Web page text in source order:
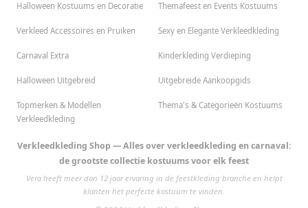
Halloween Kostuums en Decoratie Themafeest en Events Kostuums
Verkleed Accessoires en Pruiken Sexy en Elegante Verkleedkleding
Carnaval Extra Kinderkleding Verdieping
Halloween Uitgebreid Uitgebreide Aankoopgids
Topmerken & Modellen
Verkleedkleding
Thema's & Categorieën Kostuums
Verkleedkleding Shop — Alles over verkleedkleding en carnaval:
de grootste collectie kostuums voor elk feest
Vera heeft meer dan 12 jaar ervaring in de feestkleding branche en helpt
klanten het perfecte kostuum te vinden.